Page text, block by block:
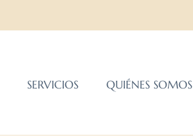
SERVICIOS QUIÉNES SOMOS